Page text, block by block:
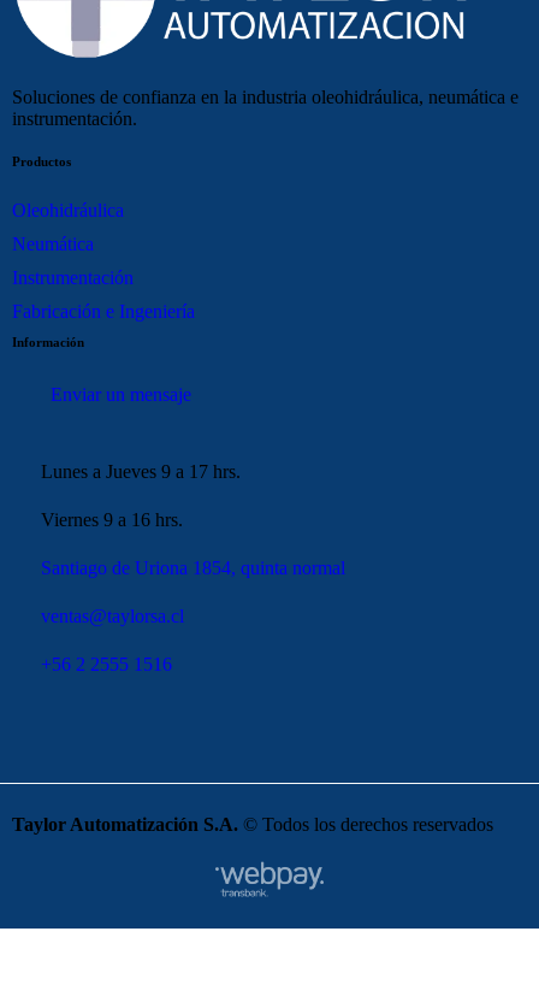
Soluciones de confianza en la industria oleohidráulica, neumática e
instrumentación.
Productos
Oleohidráulica
Neumática
Instrumentación
Fabricación e Ingeniería
Información
Enviar un mensaje
Lunes a Jueves 9 a 17 hrs.
Viernes 9 a 16 hrs.
Santiago de Uriona 1854, quinta normal
ventas@taylorsa.cl
+56 2 2555 1516
Taylor Automatización S.A. © Todos los derechos reservados